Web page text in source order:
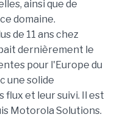
ainsi que de
domaine.
de 11 ans chez
dernièrement le
pour l'Europe du
une solide
flux et leur suivi. Il est
Motorola Solutions.